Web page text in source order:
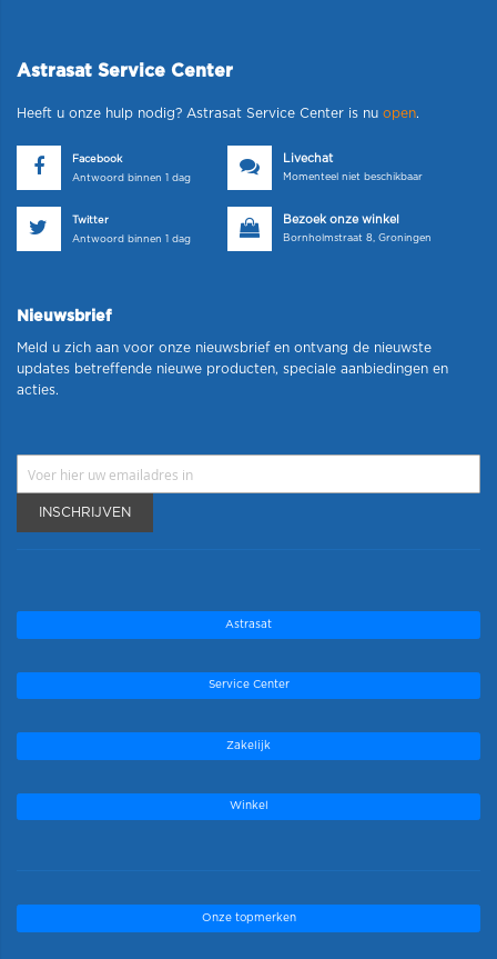
Astrasat Service Center
Heeft u onze hulp nodig? Astrasat Service Center is nu open.
Facebook
Antwoord binnen 1 dag
Livechat
Momenteel niet beschikbaar
Twitter
Antwoord binnen 1 dag
Bezoek onze winkel
Bornholmstraat 8, Groningen
Nieuwsbrief
Meld u zich aan voor onze nieuwsbrief en ontvang de nieuwste
updates betreffende nieuwe producten, speciale aanbiedingen en
acties.
INSCHRIJVEN
Astrasat
Service Center
Zakelijk
Winkel
Onze topmerken